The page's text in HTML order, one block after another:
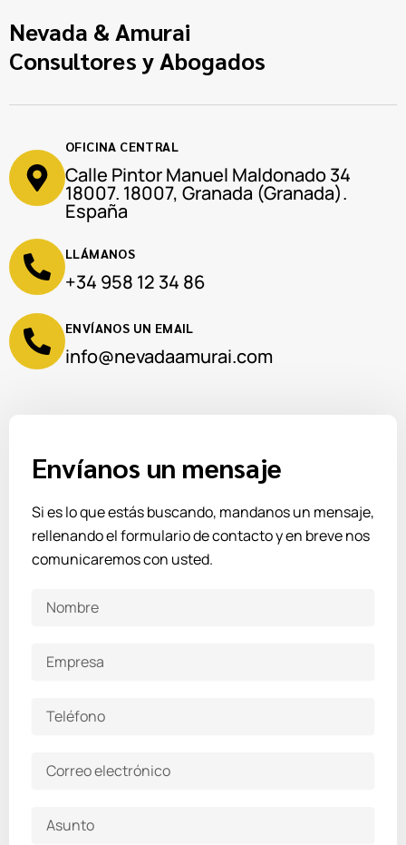
Nevada & Amurai
Consultores y Abogados
OFICINA CENTRAL
Calle Pintor Manuel Maldonado 34
18007. 18007, Granada (Granada).
España
LLÁMANOS
+34 958 12 34 86
ENVÍANOS UN EMAIL
info@nevadaamurai.com
Envíanos un mensaje
Si es lo que estás buscando, mandanos un mensaje,
rellenando el formulario de contacto y en breve nos
comunicaremos con usted.
Teléfono
electrónico